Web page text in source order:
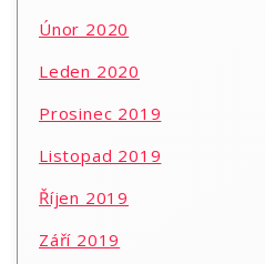
Únor 2020
Leden 2020
Prosinec 2019
Listopad 2019
Říjen 2019
Září 2019